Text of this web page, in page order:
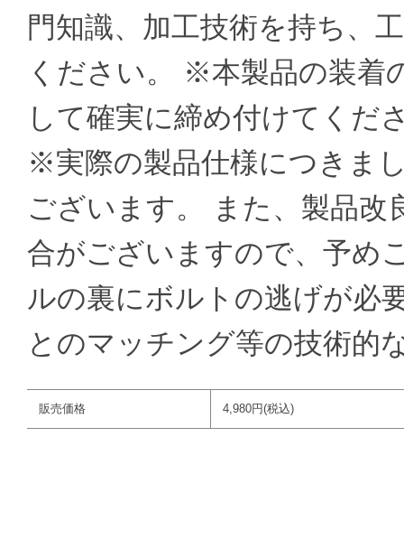
門知識、加工技術を持ち、
ください。 ※本製品の装着
して確実に締め付けてくだ
※実際の製品仕様につきま
ございます。 また、製品改
合がございますので、予め
ルの裏にボルトの逃げが必
とのマッチング等の技術的
販売価格 4,980円(税込)